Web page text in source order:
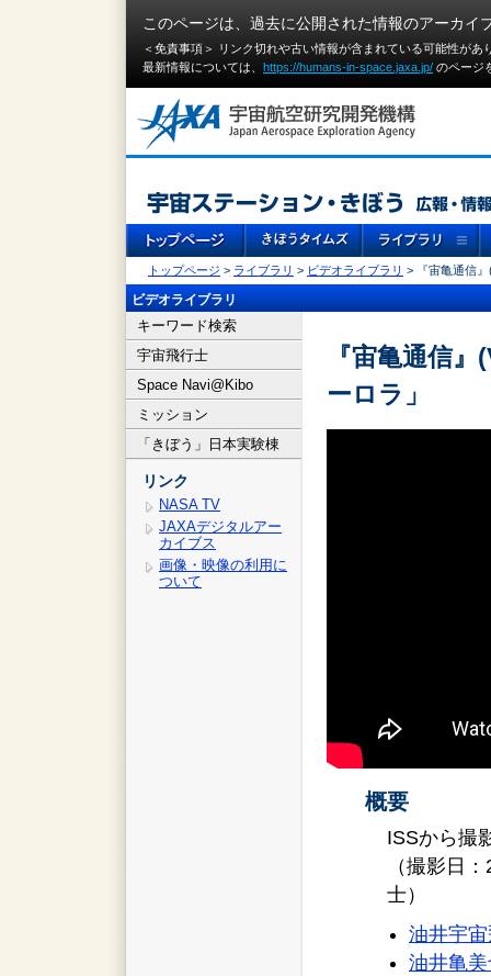
このページは、過去に公開された情報のアーカイ
＜免責事項＞ リンク切れや古い情報が含まれている可能性が
最新情報については、 https://humans-in-space.jaxa.jp/ のページ
トップページ > ライブラリ > ビデオライブラリ > 『宙亀通信
ビデオライブラリ
キーワード検索
宇宙飛行士
Space Navi@Kibo
ミッション
「きぼう」日本実験棟
リンク
NASA TV
JAXAデジタルアー
カイブス
画像・映像の利用に
ついて
『宙亀通信
ーロラ」
概要
ISSから撮
（撮影日
士）
油井宇
油井亀